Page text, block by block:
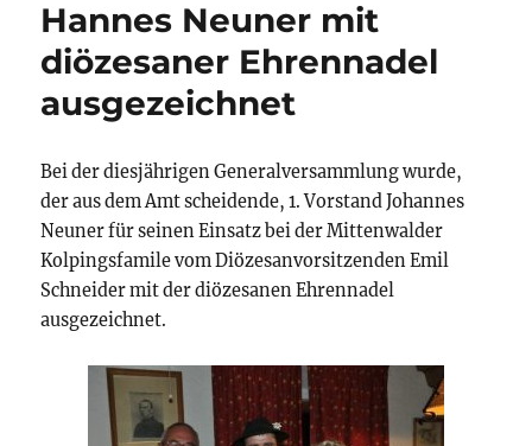
Hannes Neuner mit
diözesaner Ehrennadel
ausgezeichnet
Bei der diesjährigen Generalversammlung wurde,
der aus dem Amt scheidende, 1. Vorstand Johannes
Neuner für seinen Einsatz bei der Mittenwalder
Kolpingsfamile vom Diözesanvorsitzenden Emil
Schneider mit der diözesanen Ehrennadel
ausgezeichnet.